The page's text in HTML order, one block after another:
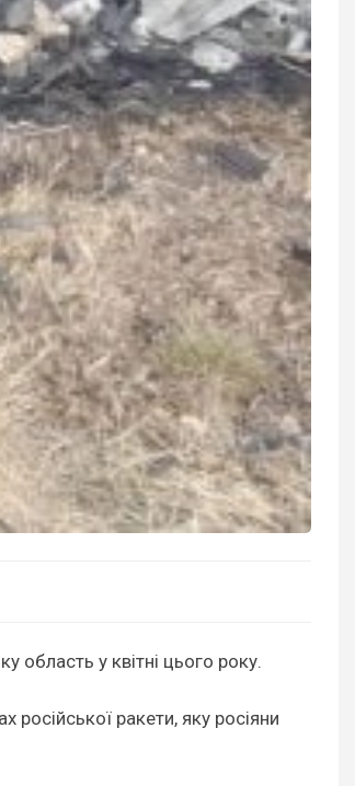
область у квітні цього року.
російської ракети, яку росіяни